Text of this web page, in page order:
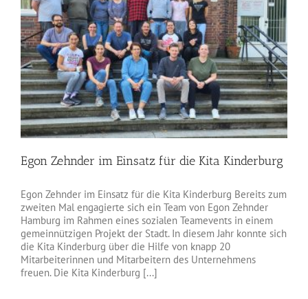
Egon Zehnder im Einsatz für die Kita Kinderburg
Egon Zehnder im Einsatz für die Kita Kinderburg Bereits zum
zweiten Mal engagierte sich ein Team von Egon Zehnder
Hamburg im Rahmen eines sozialen Teamevents in einem
gemeinnützigen Projekt der Stadt. In diesem Jahr konnte sich
die Kita Kinderburg über die Hilfe von knapp 20
Mitarbeiterinnen und Mitarbeitern des Unternehmens
freuen. Die Kita Kinderburg [...]